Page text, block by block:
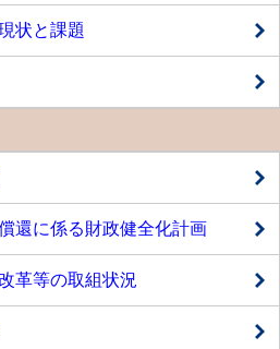
状と課題
還に係る財政健全化計画
革等の取組状況